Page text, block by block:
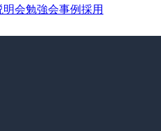
明会勉強会事例採用